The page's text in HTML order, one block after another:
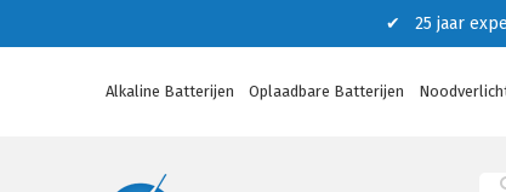
✔ 25 jaar
Alkaline Batterijen Oplaadbare Batterijen